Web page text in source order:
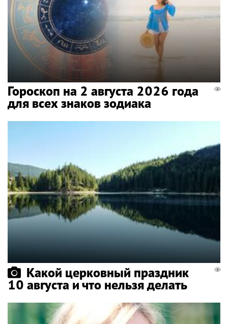
Гороскоп на 2 августа 2026 года
для всех знаков зодиака
Какой церковный праздник
10 августа и что нельзя делать